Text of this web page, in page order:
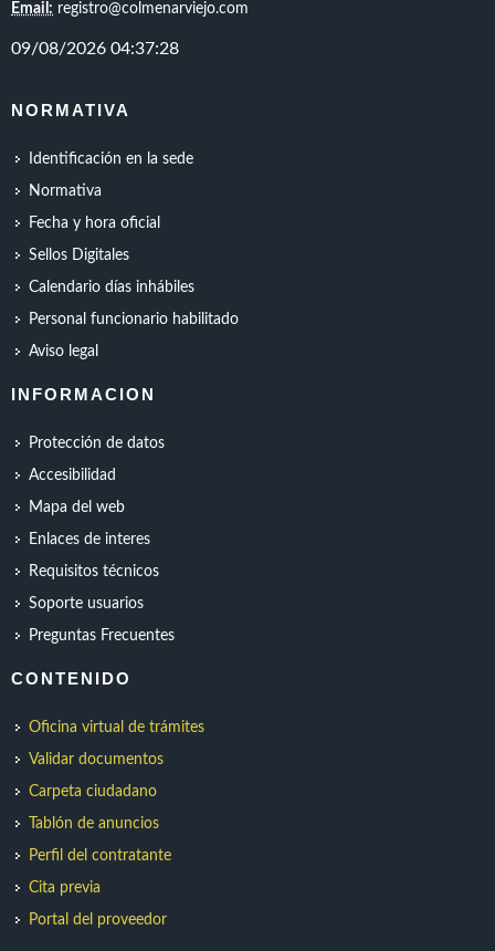
Email: registro@colmenarviejo.com
NORMATIVA
Identificación en la sede
Normativa
Fecha y hora oficial
Sellos Digitales
Calendario días inhábiles
Personal funcionario habilitado
Aviso legal
INFORMACION
Protección de datos
Accesibilidad
Mapa del web
Enlaces de interes
Requisitos técnicos
Soporte usuarios
Preguntas Frecuentes
CONTENIDO
Oficina virtual de trámites
Validar documentos
Carpeta ciudadano
Tablón de anuncios
Perfil del contratante
Cita previa
Portal del proveedor